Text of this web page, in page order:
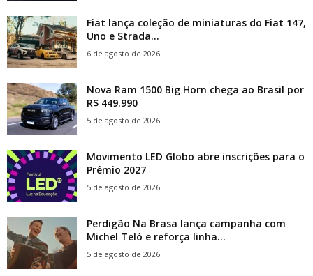
Fiat lança coleção de miniaturas do Fiat 147,
Uno e Strada...
6 de agosto de 2026
Nova Ram 1500 Big Horn chega ao Brasil por
R$ 449.990
5 de agosto de 2026
Movimento LED Globo abre inscrições para o
Prêmio 2027
5 de agosto de 2026
Perdigão Na Brasa lança campanha com
Michel Teló e reforça linha...
5 de agosto de 2026